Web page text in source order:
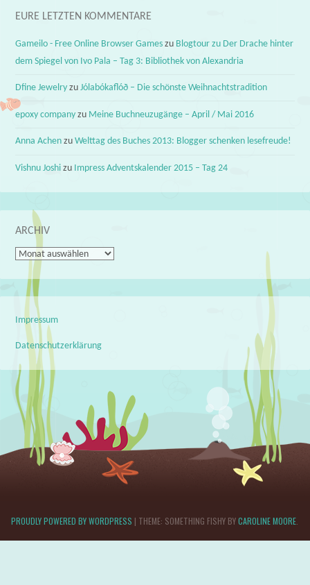
EURE LETZTEN KOMMENTARE
Gameilo - Free Online Browser Games zu Blogtour zu Der Drache hinter
dem Spiegel von Ivo Pala – Tag 3: Bibliothek von Alexandria
Dfine Jewelry zuJólabókaflóð – Die schönste Weihnachtstradition
epoxy company zu Meine Buchneuzugänge – April / Mai 2016
Anna Achen zuWelttag des Buches 2013: Blogger schenken lesefreude!
Vishnu Joshi zu Impress Adventskalender 2015 – Tag 24
ARCHIV
Archiv
Impressum
Datenschutzerklärung
PROUDLY POWERED BY WORDPRESS | THEME: SOMETHING FISHY BYCAROLINE MOORE